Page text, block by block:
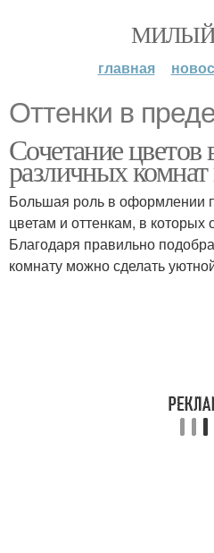
главная
Оттенки в
Сочетание цветов
различных
Большая роль в оформлении
цветам и оттенкам, в которых
Благодаря правильно
комнату можно сделать